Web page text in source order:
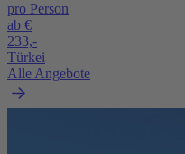
pro Person
ab €
233,-
Türkei
Alle Angebote